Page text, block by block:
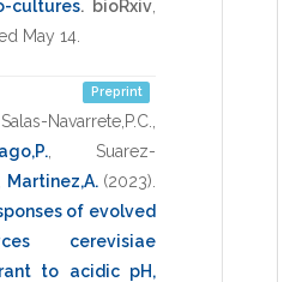
cultures. bioRxiv
May 14
Preprint
Salas-Navarrete,P.C.
Suarez-
Martinez,A. (2023)
of evolved
cerevisiae
to acidic pH,